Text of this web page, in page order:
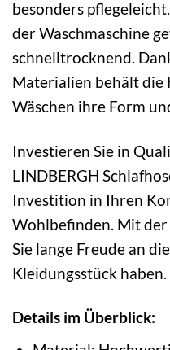
besonders
der Waschmaschine
schnelltrocknend.
Materialien behält die
Wäschen ihre Form
Investieren Sie in
LINDBERGH
Investition in Ihren
Wohlbefinden. Mit
Sie lange Freude an
Kleidungsstück haben.
Details im Überblick: